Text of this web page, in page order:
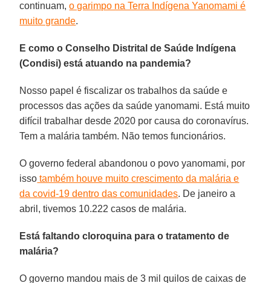
continuam,o garimpo na Terra Indígena Yanomami é
muito grande.
E como o Conselho Distrital de Saúde Indígena
(Condisi) está atuando na pandemia?
Nosso papel é fiscalizar os trabalhos da saúde e
processos das ações da saúde yanomami. Está muito
difícil trabalhar desde 2020 por causa do coronavírus.
Tem a malária também. Não temos funcionários.
O governo federal abandonou o povo yanomami, por
isso também houve muito crescimento da malária e
da covid-19 dentro das comunidades. De janeiro a
abril, tivemos 10.222 casos de malária.
Está faltando cloroquina para o tratamento de
malária?
O governo mandou mais de 3 mil quilos de caixas de